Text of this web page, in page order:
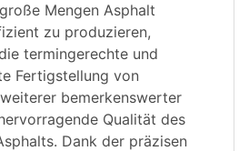
Mengen Asphalt
zu produzieren,
termingerechte und
Fertigstellung von
bemerkenswerter
Qualität des
Dank der präzisen